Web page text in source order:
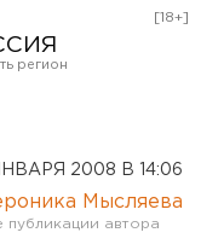
[18+]
2008 В 14:06
Мысляева